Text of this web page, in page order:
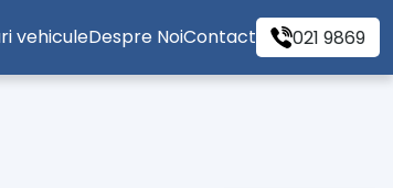
vehiculeDespre NoiContact 021 9869